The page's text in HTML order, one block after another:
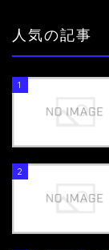
人気の記事
1
2